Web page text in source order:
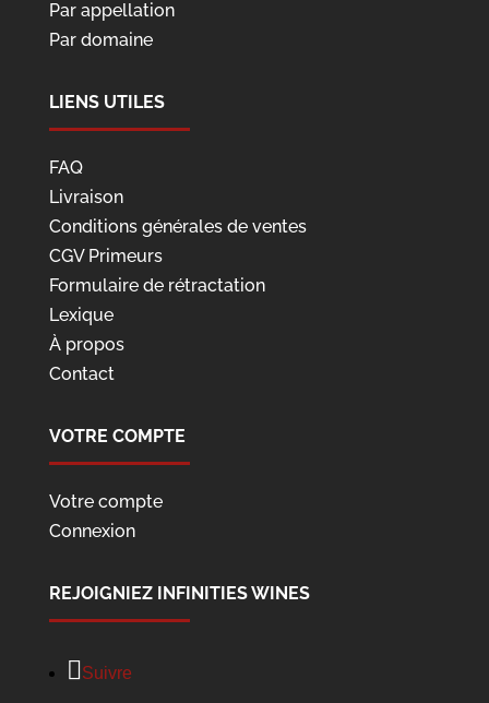
Par appellation
Par domaine
LIENS UTILES
FAQ
Livraison
Conditions générales de ventes
CGV Primeurs
Formulaire de rétractation
Lexique
À propos
Contact
VOTRE COMPTE
Votre compte
Connexion
REJOIGNIEZ INFINITIES WINES
Suivre